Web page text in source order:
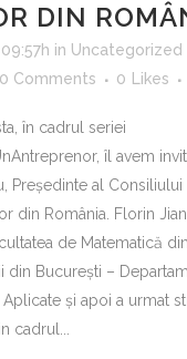
DIN
in Uncategorized
0 Comments 0 Likes
în cadrul seriei
îl avem
Președinte al Consiliului
din România. Florin
de Matematică
din București –
Aplicate și apoi a urmat
cadrul...